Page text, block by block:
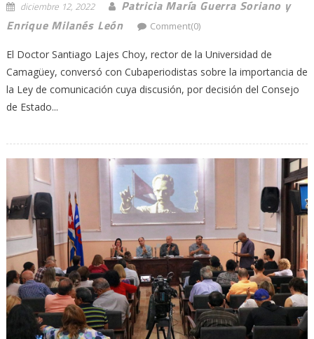
diciembre 12, 2022
Patricia María Guerra Soriano y
Enrique Milanés León
Comment(0)
El Doctor Santiago Lajes Choy, rector de la Universidad de
Camagüey, conversó con Cubaperiodistas sobre la importancia de
la Ley de comunicación cuya discusión, por decisión del Consejo
de Estado...